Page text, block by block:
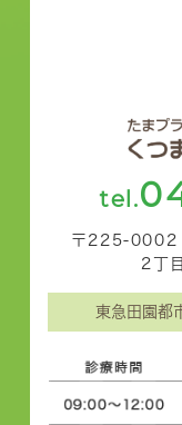
tel.
〒225-0002
2丁
東急田園都